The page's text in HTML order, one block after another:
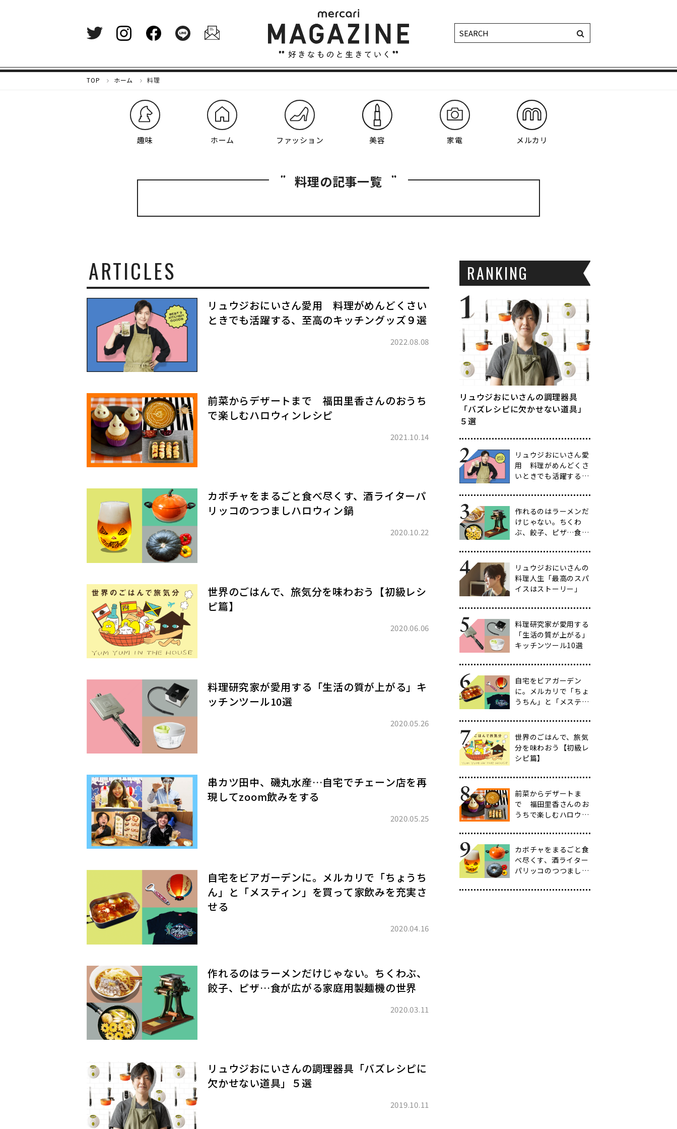
TOP
メ
い
く
ホーム 料理
趣味 ホーム ファッション 美容 家電 メルカリ
料理の記事一覧
ARTICLES
リュウジおにいさん愛用 料理がめんどくさい
ときでも活躍する、至高のキッチングッズ９選
2022.08.08
前菜からデザートまで 福田里香さんのおうち
で楽しむハロウィンレシピ
2021.10.14
カボチャをまるごと食べ尽くす、酒ライターパ
リッコのつつましハロウィン鍋
2020.10.22
世界のごはんで、旅気分を味わおう【初級レシ
ピ篇】
2020.06.06
料理研究家が愛用する「生活の質が上がる」キ
ッチンツール10選
2020.05.26
串カツ田中、磯丸水産…自宅でチェーン店を再
現してzoom飲みをする
2020.05.25
自宅をビアガーデンに。メルカリで「ちょうち
ん」と「メスティン」を買って家飲みを充実さ
せる
2020.04.16
作れるのはラーメンだけじゃない。ちくわぶ、
餃子、ピザ…食が広がる家庭用製麺機の世界
2020.03.11
リュウジおにいさんの調理器具「バズレシピに
欠かせない道具」５選
2019.10.11
RANKING
リュウジおにいさんの調理器具
「バズレシピに欠かせない道具」
５選
リュウジおにいさん愛
用 料理がめんどくさ
いときでも活躍する、
９選
作れるのはラーメンだ
けじゃない。ちくわ
ぶ、餃子、ピザ…食が
世界
リュウジおにいさんの
料理人生「最高のスパ
イスはストーリー」
料理研究家が愛用する
「生活の質が上がる」
キッチンツール10選
自宅をビアガーデン
に。メルカリで「ちょ
うちん」と「メスティ
充実させる
世界のごはんで、旅気
分を味わおう【初級レ
シピ篇】
前菜からデザートま
で 福田里香さんのお
うちで楽しむハロウィ
カボチャをまるごと食
べ尽くす、酒ライター
パリッコのつつましハ